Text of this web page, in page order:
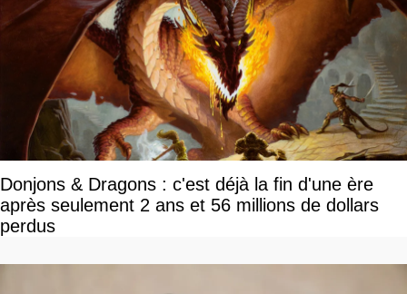
Donjons & Dragons : c'est déjà la fin d'une ère
après seulement 2 ans et 56 millions de dollars
perdus